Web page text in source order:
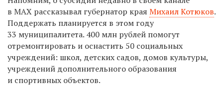
в MAX рассказывал губернатор края Михаил Котюков.
Поддержать планируется в этом году
33 муниципалитета. 400 млн рублей помогут
отремонтировать и оснастить 50 социальных
учреждений: школ, детских садов, домов культуры,
учреждений дополнительного образования
и спортивных объектов.